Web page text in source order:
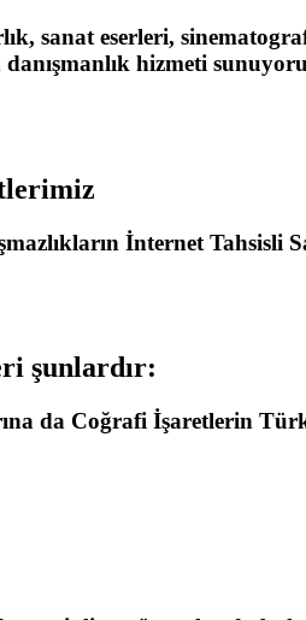
sanat eserleri,
hizmeti
İnternet
şunlardır:
da Coğrafi İşaretlerin